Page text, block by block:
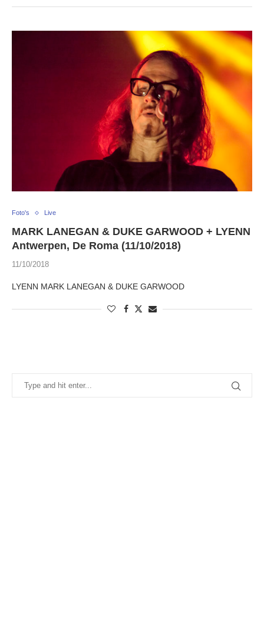
Foto's Live
MARK LANEGAN & DUKE GARWOOD + LYENN
Antwerpen, De Roma (11/10/2018)
11/10/2018
LYENN MARK LANEGAN & DUKE GARWOOD